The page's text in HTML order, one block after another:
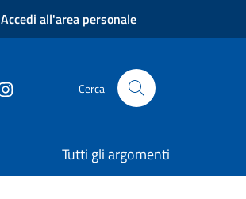
Accedi all'area personale
Cerca
Tutti gli argomenti